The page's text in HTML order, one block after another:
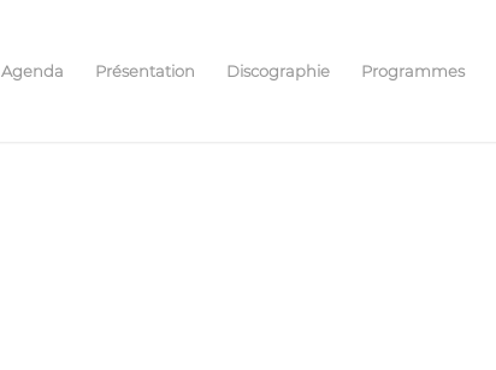
Agenda Présentation Discographie Programmes